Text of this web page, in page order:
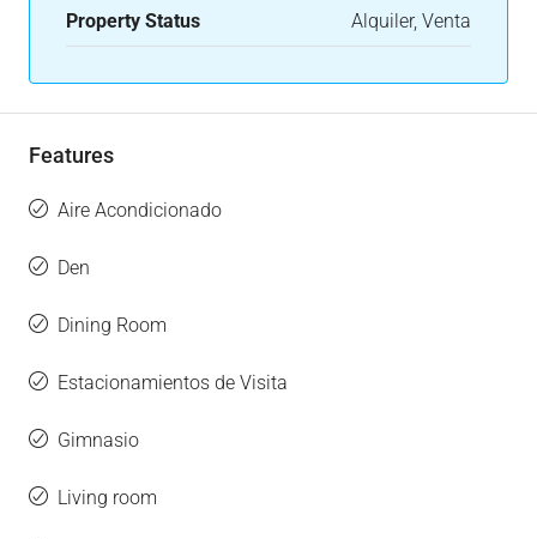
Property Status Alquiler, Venta
Features
Aire Acondicionado
Den
Dining Room
Estacionamientos de Visita
Gimnasio
Living room